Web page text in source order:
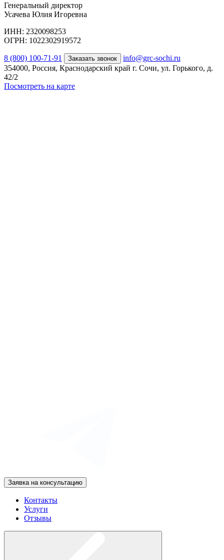
Генеральный директор
Усачева Юлия Игоревна
ИНН: 2320098253
ОГРН: 1022302919572
8 (800) 100-71-91 Заказать звонок
info@grc-sochi.ru
354000, Россия, Краснодарский край г. Сочи, ул. Горького, д.
42/2
Посмотреть на карте
Заявка на консультацию
Контакты
Услуги
Отзывы